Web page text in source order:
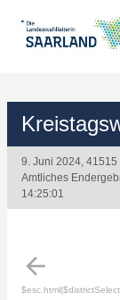
9. Juni 2024, 41515
Amtliches
14:25:01
arrow_back